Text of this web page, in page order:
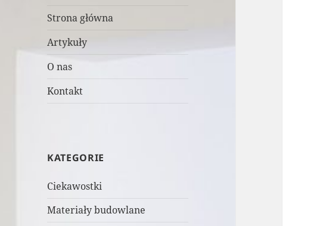
Strona główna
Artykuły
O nas
Kontakt
KATEGORIE
Ciekawostki
Materiały budowlane